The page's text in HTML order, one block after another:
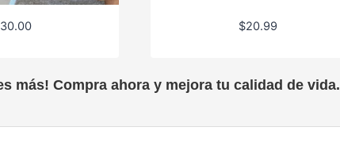
30.00 $20.99
más! Compra ahora y mejora tu calidad de vida.